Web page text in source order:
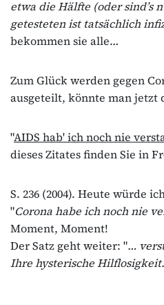
etwa die Hälfte (oder sind’s
getesteten ist tatsächlich
bekommen sie alle…
Zum Glück werden gegen
ausgeteilt, könnte man jetzt
"AIDS hab' ich noch nie
dieses Zitates finden Sie in
S. 236 (2004). Heute würde
"Corona habe ich noch nie
Moment, Moment!
Der Satz geht weiter: "…
Ihre hysterische